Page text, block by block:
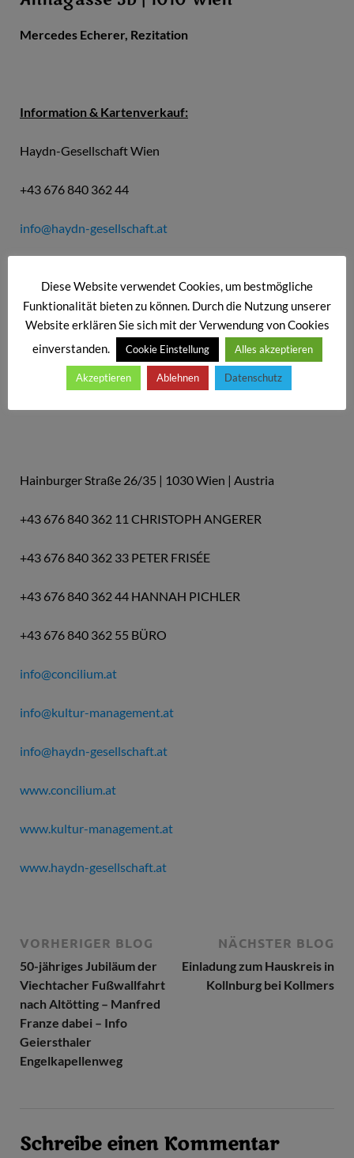
Mercedes Echerer, Rezitation
Information & Kartenverkauf:
Haydn-Gesellschaft Wien
+43 676 840 362 44
info@haydn-gesellschaft.at
Concilium musicum Wien & Kultur-Management Wien &
Haydn-Gesellschaft Wien
Hainburger Straße 26/35 | 1030 Wien | Austria
+43 676 840 362 11 CHRISTOPH ANGERER
+43 676 840 362 33 PETER FRISÉE
+43 676 840 362 44 HANNAH PICHLER
+43 676 840 362 55 BÜRO
info@concilium.at
info@kultur-management.at
info@haydn-gesellschaft.at
www.concilium.at
www.kultur-management.at
www.haydn-gesellschaft.at
VORHERIGER BLOG
50-jähriges Jubiläum der
Viechtacher Fußwallfahrt
nach Altötting – Manfred
Franze dabei – Info
Geiersthaler
Engelkapellenweg
NÄCHSTER BLOG
Einladung zum Hauskreis in
Kollnburg bei Kollmers
Schreibe einen Kommentar
Diese Website verwendet Cookies, um bestmögliche
Funktionalität bieten zu können. Durch die Nutzung unserer
Website erklären Sie sich mit der Verwendung von Cookies
einverstanden.
Cookie Einstellung Alles akzeptieren
Akzeptieren Ablehnen Datenschutz